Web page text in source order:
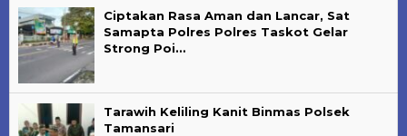
Ciptakan Rasa Aman dan Lancar, Sat
Samapta Polres Polres Taskot Gelar
Strong Poi…
Tarawih Keliling Kanit Binmas Polsek
Tamansari